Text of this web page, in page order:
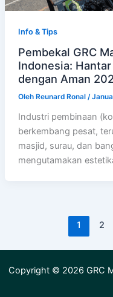
Info & Tips
Pembekal GRC
Indonesia:
dengan Aman
Oleh Reunard Ronal /
Industri pembinaan
berkembang pesat,
masjid, surau, dan
mengutamakan
1 2
Copyright © 2026 GRC